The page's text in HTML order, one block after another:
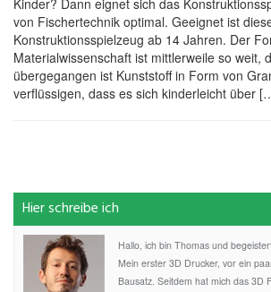
von Fischertechnik optimal. Geeignet ist
Konstruktionsspielzeug ab 14 Jahren. Der
Materialwissenschaft ist mittlerweile so weit,
übergegangen ist Kunststoff in Form von
verflüssigen, dass es sich kinderleicht über
Hier schreibe ich
Hallo, ich bin Thomas und
Mein erster 3D Drucker, vor ein
Bausatz. Seitdem hat mich das 3D